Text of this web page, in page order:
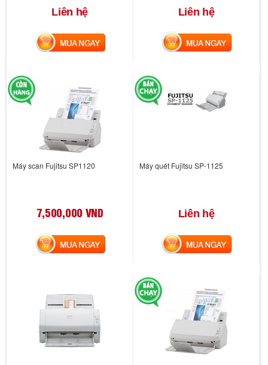
Liên hệ
MUA NGAY
Liên hệ
MUA NGAY
Máy scan Fujitsu SP1120
7,500,000 VND
MUA NGAY
Máy quét Fujitsu SP-1125
Liên hệ
MUA NGAY